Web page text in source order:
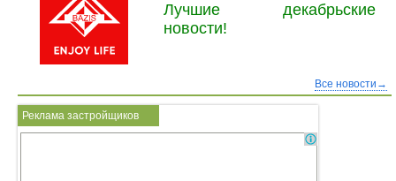
Лучшие декабрьские
новости!
Все новости→
Реклама застройщиков